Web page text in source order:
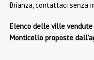
Brianza, contattaci senza
Elenco delle ville
Monticello proposte